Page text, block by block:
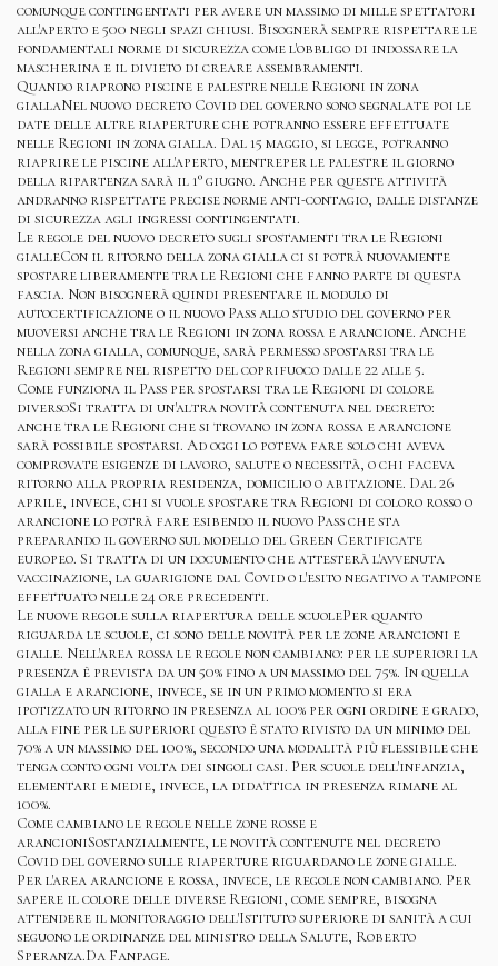
comunque contingentati per avere un massimo di mille spettatori
all'aperto e 500 negli spazi chiusi. Bisognerà sempre rispettare le
fondamentali norme di sicurezza come l'obbligo di indossare la
mascherina e il divieto di creare assembramenti.
Quando riaprono piscine e palestre nelle Regioni in zona
giallaNel nuovo decreto Covid del governo sono segnalate poi le
date delle altre riaperture che potranno essere effettuate
nelle Regioni in zona gialla. Dal 15 maggio, si legge, potranno
riaprire le piscine all'aperto, mentreper le palestre il giorno
della ripartenza sarà il 1° giugno. Anche per queste attività
andranno rispettate precise norme anti-contagio, dalle distanze
di sicurezza agli ingressi contingentati.
Le regole del nuovo decreto sugli spostamenti tra le Regioni
gialleCon il ritorno della zona gialla ci si potrà nuovamente
spostare liberamente tra le Regioni che fanno parte di questa
fascia. Non bisognerà quindi presentare il modulo di
autocertificazione o il nuovo Pass allo studio del governo per
muoversi anche tra le Regioni in zona rossa e arancione. Anche
nella zona gialla, comunque, sarà permesso spostarsi tra le
Regioni sempre nel rispetto del coprifuoco dalle 22 alle 5.
Come funziona il Pass per spostarsi tra le Regioni di colore
diversoSi tratta di un'altra novità contenuta nel decreto:
anche tra le Regioni che si trovano in zona rossa e arancione
sarà possibile spostarsi. Ad oggi lo poteva fare solo chi aveva
comprovate esigenze di lavoro, salute o necessità, o chi faceva
ritorno alla propria residenza, domicilio o abitazione. Dal 26
aprile, invece, chi si vuole spostare tra Regioni di coloro rosso o
arancione lo potrà fare esibendo il nuovo Pass che sta
preparando il governo sul modello del Green Certificate
europeo. Si tratta di un documento che attesterà l'avvenuta
vaccinazione, la guarigione dal Covid o l'esito negativo a tampone
effettuato nelle 24 ore precedenti.
Le nuove regole sulla riapertura delle scuolePer quanto
riguarda le scuole, ci sono delle novità per le zone arancioni e
gialle. Nell'area rossa le regole non cambiano: per le superiori la
presenza è prevista da un 50% fino a un massimo del 75%. In quella
gialla e arancione, invece, se in un primo momento si era
ipotizzato un ritorno in presenza al 100% per ogni ordine e grado,
alla fine per le superiori questo è stato rivisto da un minimo del
70% a un massimo del 100%, secondo una modalità più flessibile che
tenga conto ogni volta dei singoli casi. Per scuole dell'infanzia,
elementari e medie, invece, la didattica in presenza rimane al
100%.
Come cambiano le regole nelle zone rosse e
arancioniSostanzialmente, le novità contenute nel decreto
Covid del governo sulle riaperture riguardano le zone gialle.
Per l'area arancione e rossa, invece, le regole non cambiano. Per
sapere il colore delle diverse Regioni, come sempre, bisogna
attendere il monitoraggio dell'Istituto superiore di sanità a cui
seguono le ordinanze del ministro della Salute, Roberto
Speranza.Da Fanpage.